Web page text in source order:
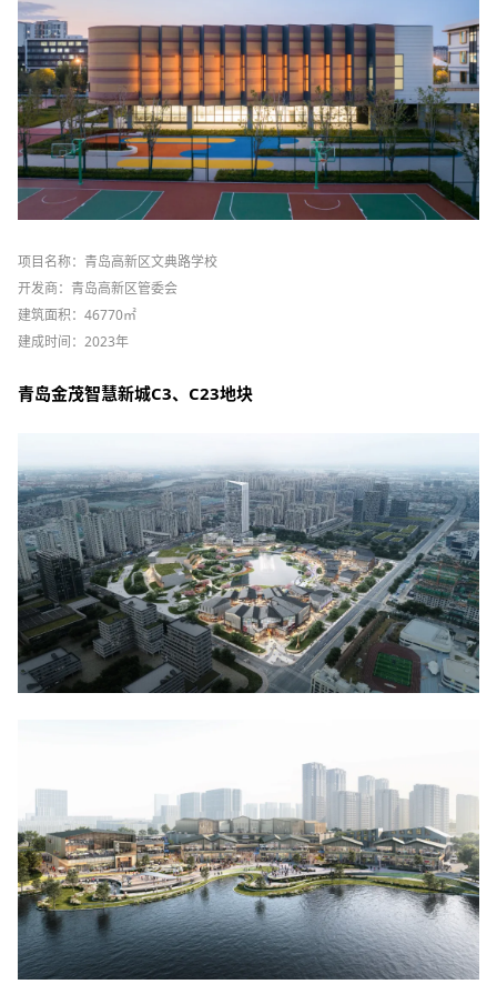
项目名称：青岛高新区文典路学校
开发商：青岛高新区管委会
建筑面积：46770㎡
建成时间：2023年
青岛金茂智慧新城C3、C23地块